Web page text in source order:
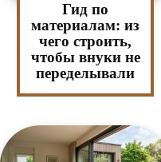
Гид по
материалам: из
чего строить,
чтобы внуки не
переделывали